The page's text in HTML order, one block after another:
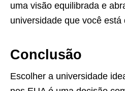
uma visão equilibrada e
universidade que você está
Conclusão
Escolher a universidade